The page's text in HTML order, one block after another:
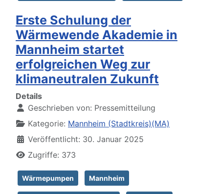
Erste Schulung der
Wärmewende Akademie in
Mannheim startet
erfolgreichen Weg zur
klimaneutralen Zukunft
Details
Geschrieben von: Pressemitteilung
Kategorie: Mannheim (Stadtkreis)(MA)
Veröffentlicht: 30. Januar 2025
Zugriffe: 373
Wärmepumpen Mannheim